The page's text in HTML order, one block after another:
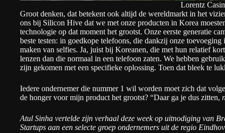
Lorentz
Groot denken, dat betekent ook altijd de wereldmarkt in het
ons bij Silicon Hive dat we met onze producten in Korea
technologie op dat moment het grootst. Onze eerste generatie
beste testen: in goedkope telefoons, die dankzij onze
maken van selfies. Ja, juist bij Koreanen, die met hun relatief
lenzen dan die normaal in een telefoon zaten. We hebben
zijn gekomen met een specifieke oplossing. Toen dat bleek te
Iedere ondernemer die nummer 1 wil worden moet zich dat
de honger voor mijn product het grootst? “Daar ga je dus zitten,
Atul Sinha vertelde zijn verhaal deze week op uitnodiging van
Startups aan een selecte groep ondernemers uit de regio